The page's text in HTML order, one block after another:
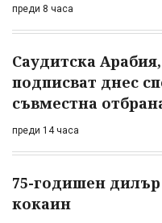
преди 8 часа
Саудитска
подписват днес
съвместна
преди 14 часа
75-годишен
кокаин